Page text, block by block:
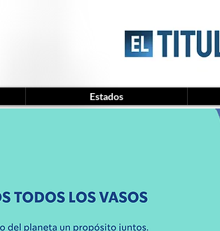
Estados